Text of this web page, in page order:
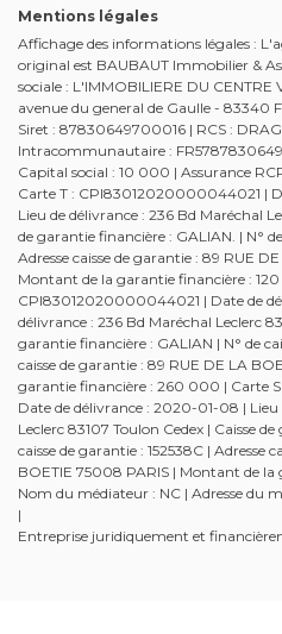
Mentions légales
Affichage des informations légales :
original est BAUBAUT Immobilier &
sociale : L'IMMOBILIERE DU CENTRE
avenue du general de Gaulle - 83340
Siret : 87830649700016 | RCS :
Intracommunautaire :
Capital social : 10 000 | Assurance
Carte T : CPI83012020000044021 |
Lieu de délivrance : 236 Bd Maréchal
de garantie financière : GALIAN. | N°
Adresse caisse de garantie : 89 RUE
Montant de la garantie financière :
CPI83012020000044021 | Date de
délivrance : 236 Bd Maréchal Leclerc
garantie financière : GALIAN | N° de
caisse de garantie : 89 RUE DE LA
garantie financière : 260 000 | Carte
Date de délivrance : 2020-01-08 |
Leclerc 83107 Toulon Cedex | Caisse
caisse de garantie : 152538C | Adresse
BOETIE 75008 PARIS | Montant de
Nom du médiateur : NC | Adresse du
|
Entreprise juridiquement et